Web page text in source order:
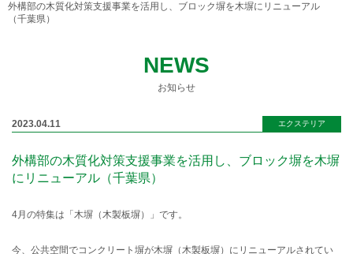
外構部の木質化対策支援事業を活用し、ブロック塀を木塀にリニューアル
（千葉県）
NEWS
お知らせ
2023.04.11 エクステリア
外構部の木質化対策支援事業を活用し、ブロック塀を木塀
にリニューアル（千葉県）
4月の特集は「木塀（木製板塀）」です。
今、公共空間でコンクリート塀が木塀（木製板塀）にリニューアルされてい